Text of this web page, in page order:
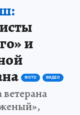
и
ФОТО ВИДЕО